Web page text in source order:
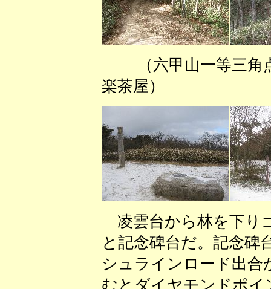
（六甲山一
楽茶屋） （凌
凌雲台から林を下り
と記念碑台だ。記念碑
シュラインロード出
むとダイヤモンドポイ